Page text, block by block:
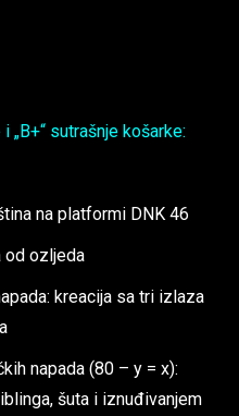
„B+“ sutrašnje košarke:
na platformi DNK 46
od ozljeda
kreacija sa tri izlaza
napada (80 – y = x):
šuta i iznuđivanjem